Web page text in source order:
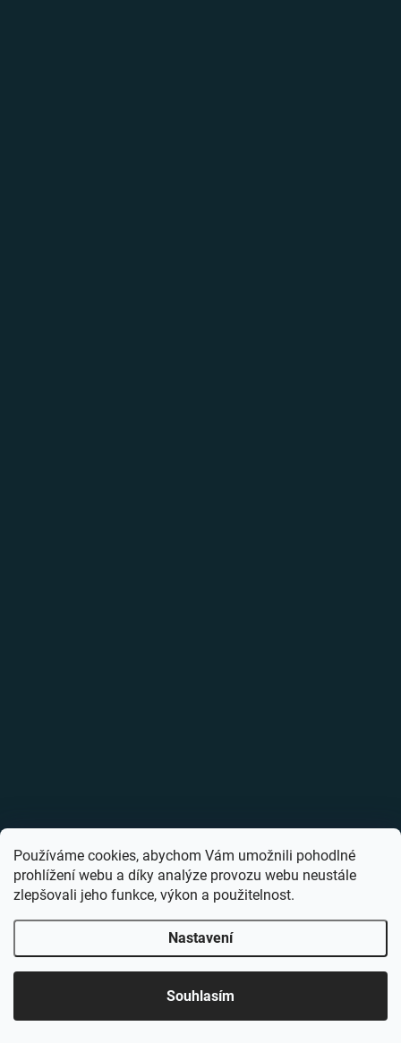
Používáme cookies, abychom Vám umožnili pohodlné
prohlížení webu a díky analýze provozu webu neustále
zlepšovali jeho funkce, výkon a použitelnost.
Nastavení
Souhlasím